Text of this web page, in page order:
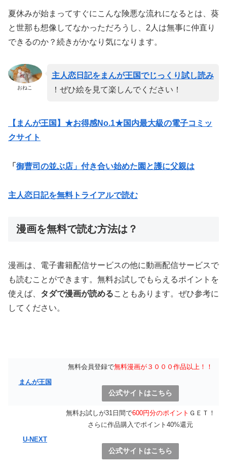
夏休みが始まってすぐにこんな険悪な流れになるとは、葵
と世那も想像してなかっただろうし、2人は無事に仲直り
できるのか？続きがかなり気になります。
おねこ
主人恋日記をまんが王国でじっくり試し読み
！ぜひ絵を見て楽しんでください！
【まんが王国】★お得感No.1★国内最大級の電子コミッ
クサイト
「 御曹司の並ぶ店」付き合い始めた園と護に父親は
主人恋日記を無料トライアルで読む
漫画を無料で読む方法は？
漫画は、電子書籍配信サービスの他に動画配信サービスで
も読むことができます。無料お試しでもらえるポイントを
使えば、 タダで漫画が読めることもあります。ぜひ参考に
してください。
まんが王国
無料会員登録で無料漫画が３０００作品以上！！
公式サイトはこちら
U-NEXT
無料お試しが31日間で600円分のポイント ＧＥＴ！
さらに作品購入でポイント40%還元
公式サイトはこちら